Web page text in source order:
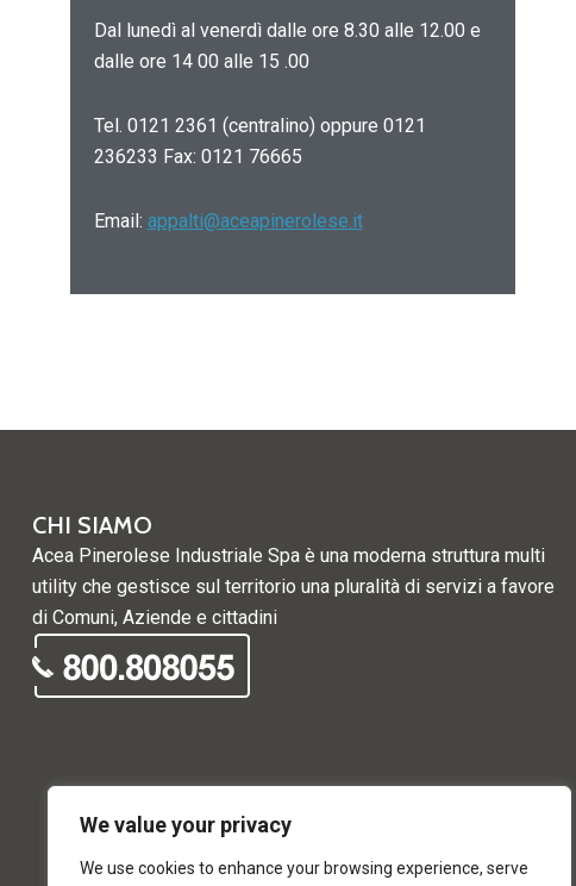
We value your privacy
We use cookies to enhance your browsing experience, serve
Dal lunedì al venerdì dalle ore 8.30 alle 12.00 e
dalle ore 14 00 alle 15 .00
Tel. 0121 2361 (centralino) oppure 0121
236233 Fax: 0121 76665
Email: appalti@aceapinerolese.it
CHI SIAMO
Acea Pinerolese Industriale Spa è una moderna struttura multi
utility che gestisce sul territorio una pluralità di servizi a favore
di Comuni, Aziende e cittadini